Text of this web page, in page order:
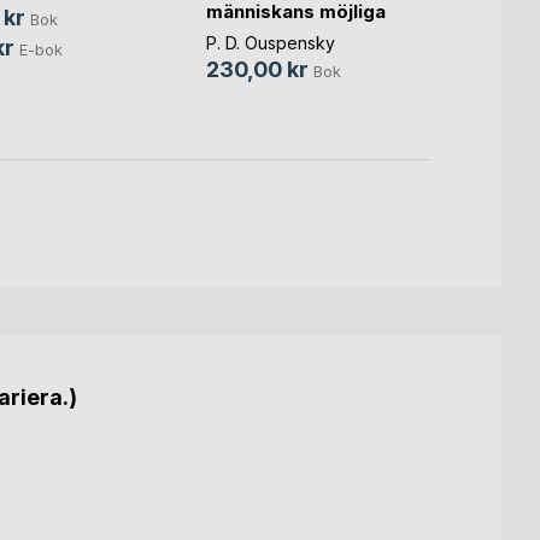
kr Bok
E-bok
människans möjliga
(...)
P. D. Ouspensky
230,00 kr Bok